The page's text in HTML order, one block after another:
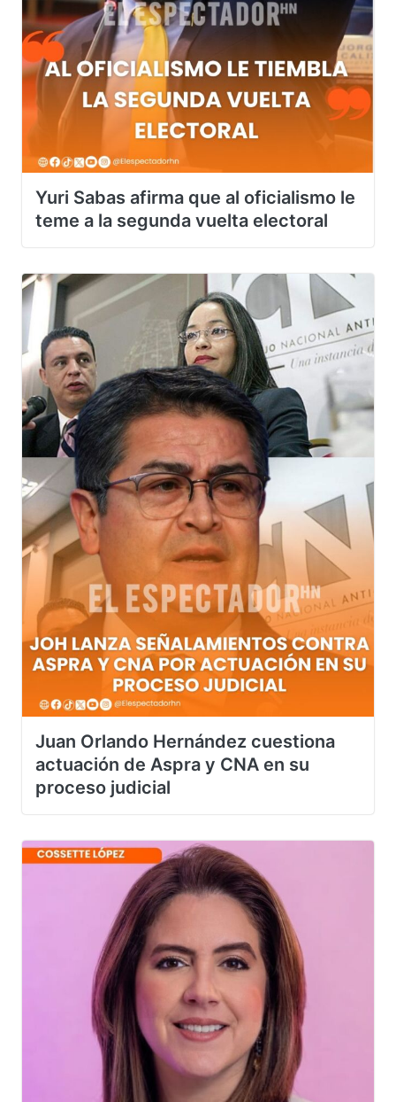
Yuri Sabas afirma que al oficialismo le
Juan Orlando Hernández cuestiona
actuación de Aspra y CNA en su